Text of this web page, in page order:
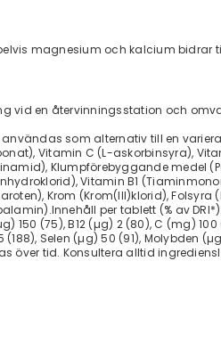
magnesium och kalcium bidrar
vid en återvinningsstation och
som alternativ till en
Vitamin C (L-askorbinsyra),
Klumpförebyggande medel
Vitamin B1
Krom (Krom(III)klorid),
per tablett (% av
150 (75), B12 (µg) 2 (80), C (mg)
Selen (µg) 50 (91), Molybden
över tid. Konsultera alltid